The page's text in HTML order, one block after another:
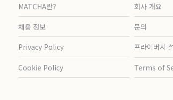
MATCHA란? 회사 개요
채용 정보 문의
Privacy Policy 프라이버시
Cookie Policy Terms of